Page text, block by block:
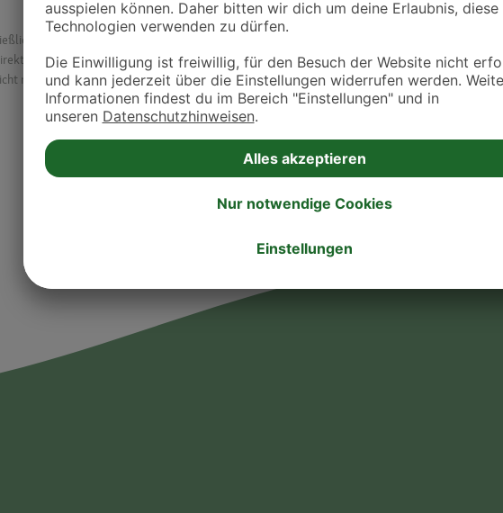
dazu, Tierarztpraxen und Kliniken in deiner Nähe übersichtlich anzuzeigen. Über Dr.
mit ihnen in Kontakt zu treten. Bitte wende dich hierfür direkt an die jeweilige Praxis oder
mehr auf der Dr. Fressnapf Tierarztsuche als Praxis gelistet werden oder Ihre Daten ändern